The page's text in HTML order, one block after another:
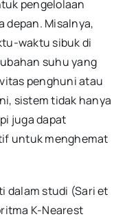
pengelolaan
depan. Misalnya,
waktu sibuk di
suhu yang
penghuni atau
sistem tidak hanya
juga dapat
untuk menghemat
dalam studi (Sari et
K-Nearest